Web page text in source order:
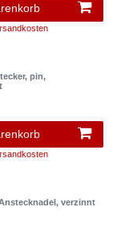
pin,
verzinnt